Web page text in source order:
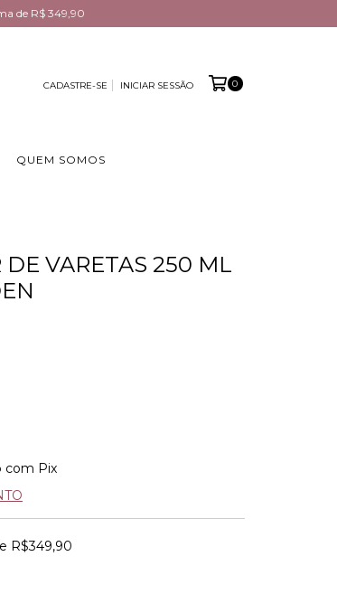
de R$ 349,90
CADASTRE-SE INICIAR SESSÃO 0
QUEM SOMOS
DE VARETAS 250 ML
com Pix
R$349,90